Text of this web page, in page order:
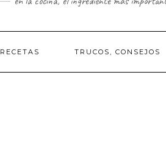
RECETAS TRUCOS, CONSEJOS